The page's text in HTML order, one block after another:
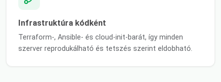
Infrastruktúra kódként
Terraform-, Ansible- és cloud-init-barát, így minden
szerver reprodukálható és tetszés szerint eldobható.